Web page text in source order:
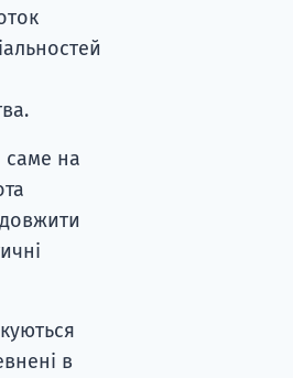
саме на
в